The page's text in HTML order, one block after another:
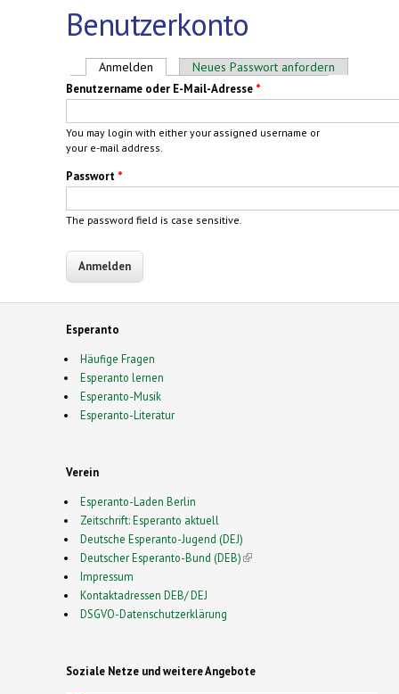
Benutzerkonto
Haupt-Reiter
Anmelden (aktiver Reiter)
Neues Passwort anfordern
Benutzername oder E-Mail-Adresse *
You may login with either your assigned username or
your e-mail address.
Passwort *
The password field is case sensitive.
Esperanto
Häufige Fragen
Esperanto lernen
Esperanto-Musik
Esperanto-Literatur
Verein
Esperanto-Laden Berlin
Zeitschrift: Esperanto aktuell
Deutsche Esperanto-Jugend (DEJ)
Deutscher Esperanto-Bund (DEB)(link is external)
Impressum
Kontaktadressen DEB/ DEJ
DSGVO-Datenschutzerklärung
Soziale Netze und weitere Angebote